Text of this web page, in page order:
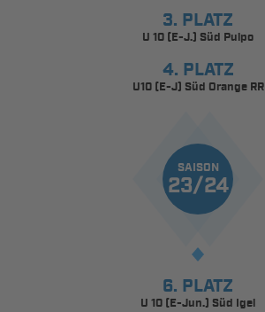
3. PLATZ
U 10 (E-J.) Süd Pulpo
4. PLATZ
U10 (E-J) Süd Orange RR
SAISON
23/24
6. PLATZ
U 10 (E-Jun.) Süd Igel